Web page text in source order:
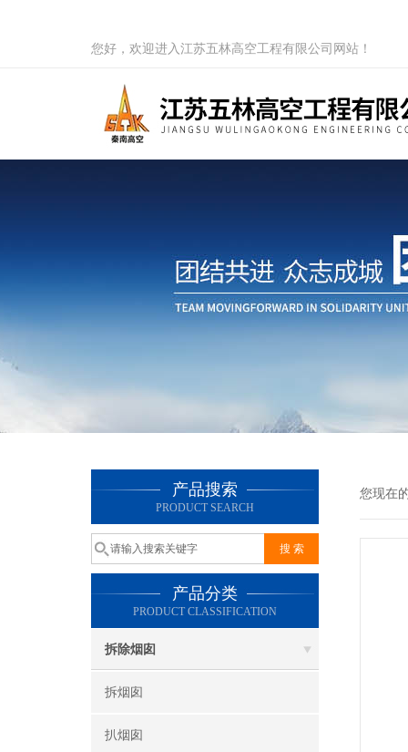
您好，欢迎进入江苏五林高空工程有限公司网站！
产品搜索
PRODUCT SEARCH
产品分类
PRODUCT CLASSIFICATION
拆除烟囱
拆烟囱
扒烟囱
您现在